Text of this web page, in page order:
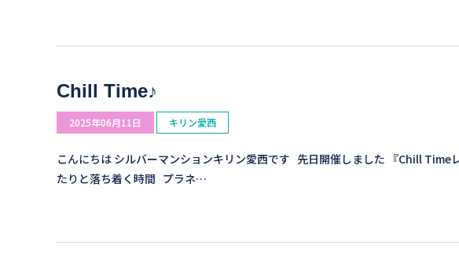
Chill Time♪
2025年06月11日 キリン愛西
こんにちは シルバーマンションキリン愛西です 先日開催しました 『Chill
たりと落ち着く時間 プラネ…